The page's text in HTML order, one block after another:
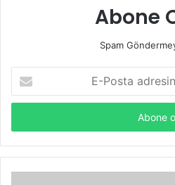
Abone
Spam
Posta
adresinizi